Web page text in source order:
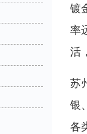
镀
率
活
苏
银
各